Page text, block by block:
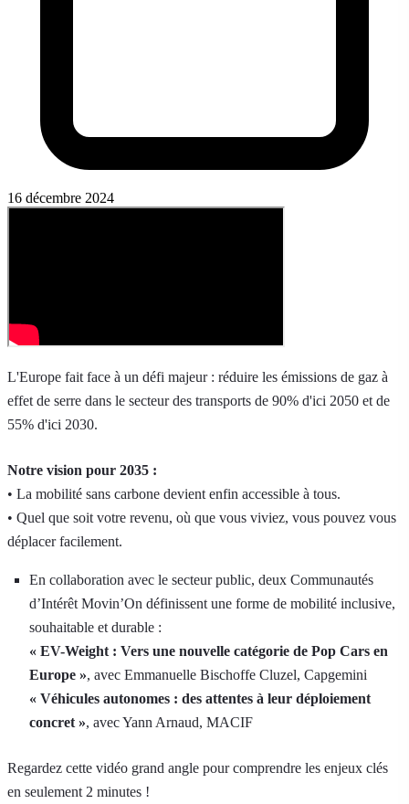
16 décembre 2024
L'Europe fait face à un défi majeur : réduire les émissions de gaz à
effet de serre dans le secteur des transports de 90% d'ici 2050 et de
55% d'ici 2030.
Notre vision pour 2035 :
• La mobilité sans carbone devient enfin accessible à tous.
• Quel que soit votre revenu, où que vous viviez, vous pouvez vous
déplacer facilement.
En collaboration avec le secteur public, deux Communautés
d’Intérêt Movin’On définissent une forme de mobilité inclusive,
souhaitable et durable :
« EV-Weight : Vers une nouvelle catégorie de Pop Cars en
Europe », avec Emmanuelle Bischoffe Cluzel, Capgemini
« Véhicules autonomes : des attentes à leur déploiement
concret », avec Yann Arnaud, MACIF
Regardez cette vidéo grand angle pour comprendre les enjeux clés
en seulement 2 minutes !